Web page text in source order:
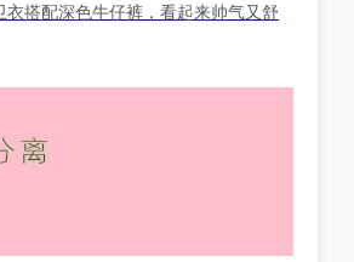
衣搭配深色牛仔裤，看起来帅气又舒